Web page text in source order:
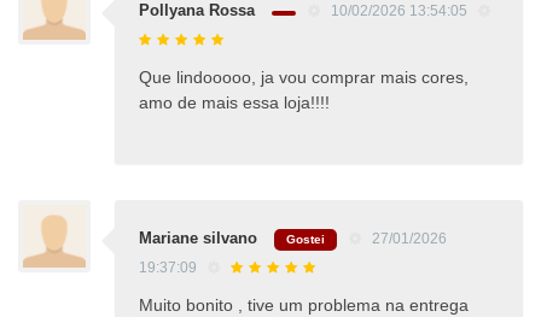
Pollyana Rossa 10/02/2026 13:54:05
Que lindooooo, ja vou comprar mais cores,
amo de mais essa loja!!!!
Mariane silvano Gostei
27/01/2026
19:37:09
Muito bonito , tive um problema na entrega